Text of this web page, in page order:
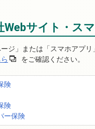
Webサイト・ス
ジ」または「スマホアプ
をご確認ください。
険
険
ー保険